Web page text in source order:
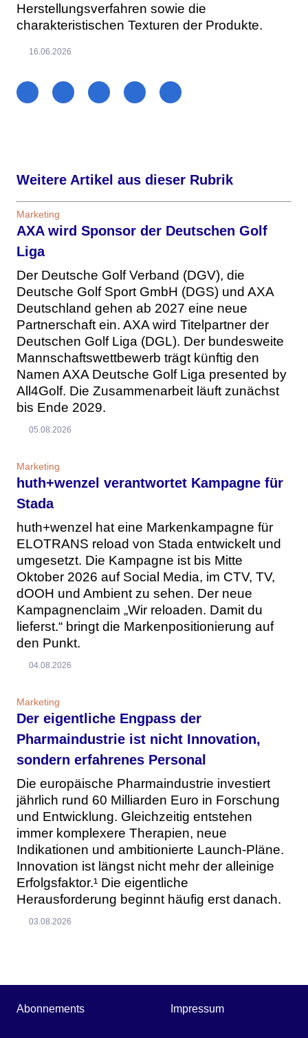
Herstellungsverfahren sowie die
charakteristischen Texturen der Produkte.
16.06.2026
Weitere Artikel aus dieser Rubrik
Marketing
AXA wird Sponsor der Deutschen Golf
Liga
Der Deutsche Golf Verband (DGV), die
Deutsche Golf Sport GmbH (DGS) und AXA
Deutschland gehen ab 2027 eine neue
Partnerschaft ein. AXA wird Titelpartner der
Deutschen Golf Liga (DGL). Der bundesweite
Mannschaftswettbewerb trägt künftig den
Namen AXA Deutsche Golf Liga presented by
All4Golf. Die Zusammenarbeit läuft zunächst
bis Ende 2029.
05.08.2026
Marketing
huth+wenzel verantwortet Kampagne für
Stada
huth+wenzel hat eine Markenkampagne für
ELOTRANS reload von Stada entwickelt und
umgesetzt. Die Kampagne ist bis Mitte
Oktober 2026 auf Social Media, im CTV, TV,
dOOH und Ambient zu sehen. Der neue
Kampagnenclaim „Wir reloaden. Damit du
lieferst.“ bringt die Markenpositionierung auf
den Punkt.
04.08.2026
Marketing
Der eigentliche Engpass der
Pharmaindustrie ist nicht Innovation,
sondern erfahrenes Personal
Die europäische Pharmaindustrie investiert
jährlich rund 60 Milliarden Euro in Forschung
und Entwicklung. Gleichzeitig entstehen
immer komplexere Therapien, neue
Indikationen und ambitionierte Launch-Pläne.
Innovation ist längst nicht mehr der alleinige
Erfolgsfaktor.¹ Die eigentliche
Herausforderung beginnt häufig erst danach.
03.08.2026
Abonnements Impressum